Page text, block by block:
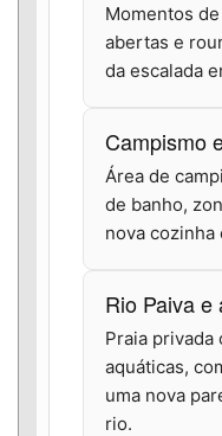
Momentos
abertas e
da escalada
Campismo
Área de
de banho,
nova cozinha
Rio Paiva e
Praia privada
aquáticas,
uma nova
rio.